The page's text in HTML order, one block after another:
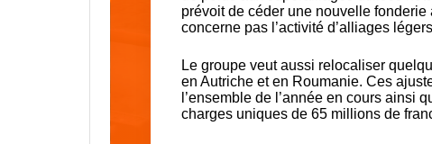
prévoit de céder une nouvelle
concerne pas l’activité d’alliages
Le groupe veut aussi relocaliser
en Autriche et en Roumanie. Ces
l’ensemble de l’année en cours ainsi
charges uniques de 65 millions de